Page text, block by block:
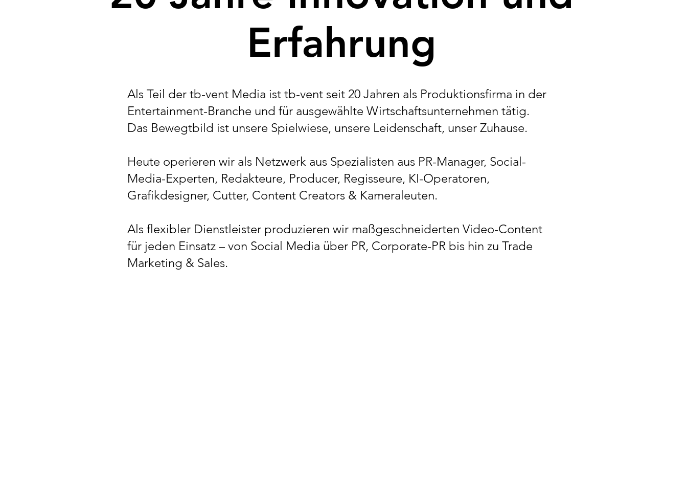
Erfahrung
Als Teil der tb-vent Media ist tb-vent seit 20 Jahren als Produktionsfirma in der
Entertainment-Branche und für ausgewählte Wirtschaftsunternehmen tätig.
Das Bewegtbild ist unsere Spielwiese, unsere Leidenschaft, unser Zuhause.
Heute operieren wir als Netzwerk aus Spezialisten aus PR-Manager, Social-
Media-Experten, Redakteure, Producer, Regisseure, KI-Operatoren,
Grafikdesigner, Cutter, Content Creators & Kameraleuten.
Als flexibler Dienstleister produzieren wir maßgeschneiderten Video-Content
für jeden Einsatz – von Social Media über PR, Corporate-PR bis hin zu Trade
Marketing & Sales.